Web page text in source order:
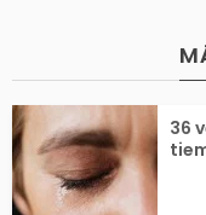
Padre
un
en un...
36